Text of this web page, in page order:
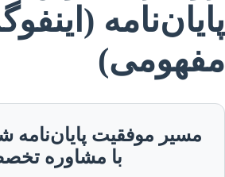
پایان‌نامه
مفهومی)
مسیر موفقیت پایان‌نامه
با مشاوره